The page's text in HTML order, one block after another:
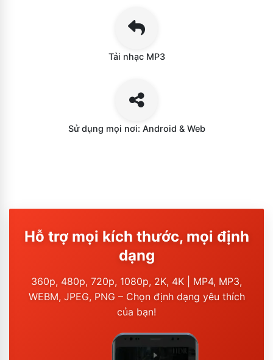
Tải nhạc MP3
Sử dụng mọi nơi: Android & Web
Hỗ trợ mọi kích thước, mọi định
dạng
360p, 480p, 720p, 1080p, 2K, 4K | MP4, MP3,
WEBM, JPEG, PNG – Chọn định dạng yêu thích
của bạn!